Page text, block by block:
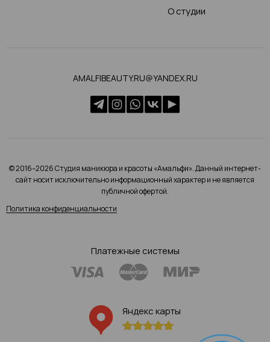
О студии
AMALFIBEAUTY.RU@YANDEX.RU
© 2016–2026 Студия маникюра и красоты «Амальфи». Данный интернет-
сайт носит исключительно информационный характер и не является
публичной офертой.
Политика конфиденциальности
Платежные системы
Яндекс карты